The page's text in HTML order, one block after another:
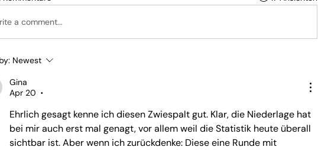
a comment...
Newest
Gina
Apr 20
•
Ehrlich gesagt kenne ich diesen Zwiespalt gut. Klar, die Niederlage hat
bei mir auch erst mal genagt, vor allem weil die Statistik heute überall
sichtbar ist. Aber wenn ich zurückdenke: Diese eine Runde mit